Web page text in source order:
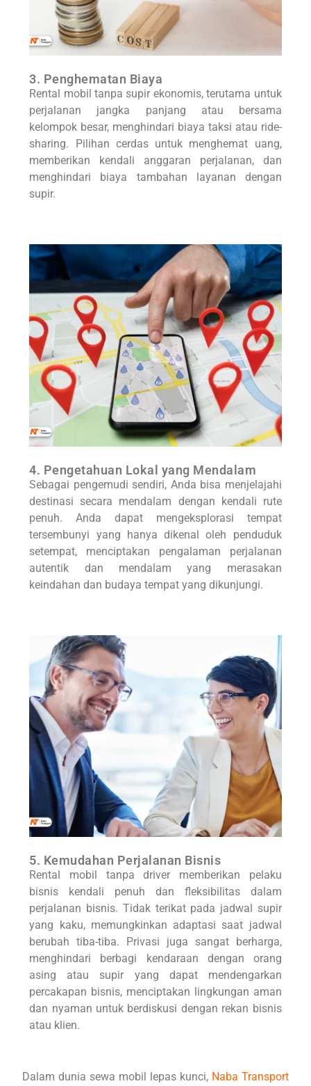
3. Penghematan Biaya
Rental mobil tanpa supir ekonomis, terutama untuk
perjalanan jangka panjang atau bersama
kelompok besar, menghindari biaya taksi atau ride-
sharing. Pilihan cerdas untuk menghemat uang,
memberikan kendali anggaran perjalanan, dan
menghindari biaya tambahan layanan dengan
supir.
4. Pengetahuan Lokal yang Mendalam
Sebagai pengemudi sendiri, Anda bisa menjelajahi
destinasi secara mendalam dengan kendali rute
penuh. Anda dapat mengeksplorasi tempat
tersembunyi yang hanya dikenal oleh penduduk
setempat, menciptakan pengalaman perjalanan
autentik dan mendalam yang merasakan
keindahan dan budaya tempat yang dikunjungi.
5. Kemudahan Perjalanan Bisnis
Rental mobil tanpa driver memberikan pelaku
bisnis kendali penuh dan fleksibilitas dalam
perjalanan bisnis. Tidak terikat pada jadwal supir
yang kaku, memungkinkan adaptasi saat jadwal
berubah tiba-tiba. Privasi juga sangat berharga,
menghindari berbagi kendaraan dengan orang
asing atau supir yang dapat mendengarkan
percakapan bisnis, menciptakan lingkungan aman
dan nyaman untuk berdiskusi dengan rekan bisnis
atau klien.
Dalam dunia sewa mobil lepas kunci, Naba Transport